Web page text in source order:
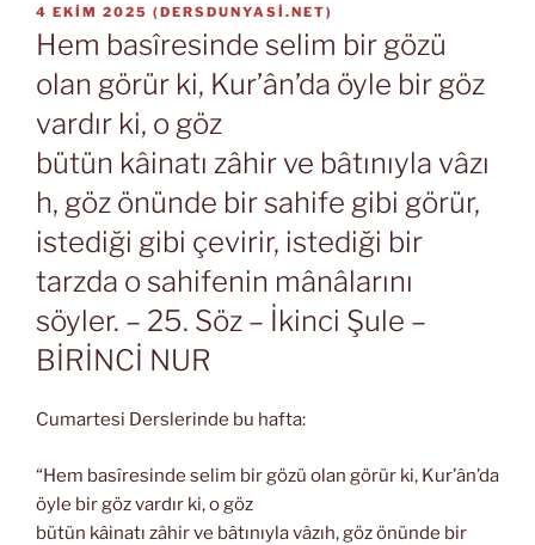
YAYIM
TARIHI
4 EKIM 2025 (DERSDUNYASI.NET)
Hem basîresinde selim bir gözü
olan görür ki, Kur’ân’da öyle bir göz
vardır ki, o göz
bütün kâinatı zâhir ve bâtınıyla vâzı
h, göz önünde bir sahife gibi görür,
istediği gibi çevirir, istediği bir
tarzda o sahifenin mânâlarını
söyler. – 25. Söz – İkinci Şule –
BİRİNCİ NUR
Cumartesi Derslerinde bu hafta:
“Hem basîresinde selim bir gözü olan görür ki, Kur’ân’da
öyle bir göz vardır ki, o göz
bütün kâinatı zâhir ve bâtınıyla vâzıh, göz önünde bir